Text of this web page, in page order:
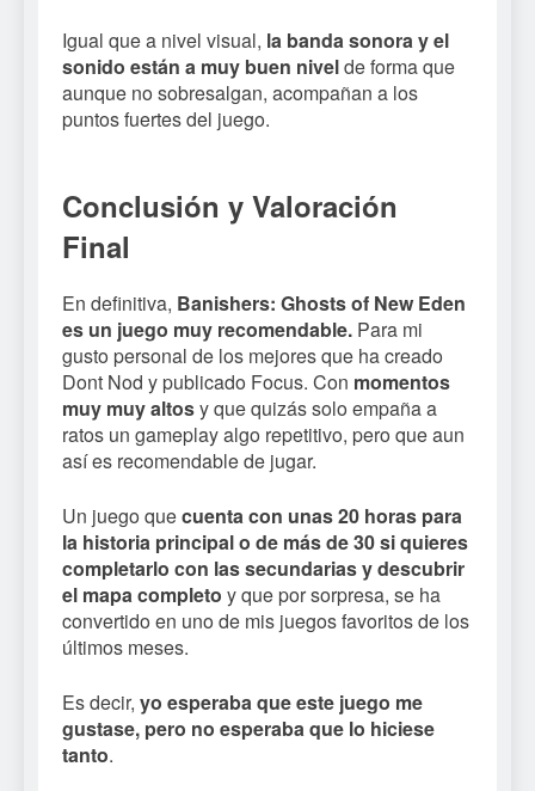
Igual que a nivel visual, la banda sonora y el
sonido están a muy buen nivelde forma que
aunque no sobresalgan, acompañan a los
puntos fuertes del juego.
Conclusión y Valoración
Final
En definitiva, Banishers: Ghosts of New Eden
es un juego muy recomendable. Para mi
gusto personal de los mejores que ha creado
Dont Nod y publicado Focus. Con momentos
muy muy altosy que quizás solo empaña a
ratos un gameplay algo repetitivo, pero que aun
así es recomendable de jugar.
Un juego quecuenta con unas 20 horas para
la historia principal o de más de 30 si quieres
completarlo con las secundarias y descubrir
el mapa completo y que por sorpresa, se ha
convertido en uno de mis juegos favoritos de los
últimos meses.
Es decir, yo esperaba que este juego me
gustase, pero no esperaba que lo hiciese
tanto.